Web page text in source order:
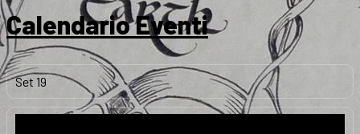
Calendario Eventi
Set 19